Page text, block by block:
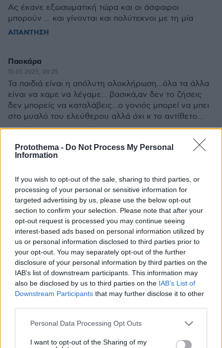
Protothema - Do Not Process My Personal
Information
If you wish to opt-out of the sale, sharing to third parties, or
processing of your personal or sensitive information for
targeted advertising by us, please use the below opt-out
section to confirm your selection. Please note that after your
opt-out request is processed you may continue seeing
interest-based ads based on personal information utilized by
us or personal information disclosed to third parties prior to
your opt-out. You may separately opt-out of the further
disclosure of your personal information by third parties on the
IAB’s list of downstream participants. This information may
also be disclosed by us to third parties on the IAB’s List of
Downstream Participants that may further disclose it to other
Please note that this website/app uses one or more Google
not limited to your visit or usage behaviour. You may click to
Personal Data Processing Opt Outs
I want to opt-out of the Sharing of my
Ας έκανε εξωσωματική τώρα και οι άσφαιροι
μπορούν ... και γίνονται και πολύτεκνοι με τη μία
ΑΠΑΝΤΗΣΗ
Παοκάρα
15.05.2025, 09:25
Τα παιδιά είναι η απόλυτη ολοκλήρωση...όλα τα άλλα
είναι να χαμε να λέγαμε... βασικά,αν δεν το ζήσεις
δεν μπορείς να καταλάβεις...ο γονιός μπορεί να μπει
στο μυαλό του ελεύθερου αλλά όχι κ το αντίθετο...
ΑΠΑΝΤΗΣΗ
55
ολοκληρωμένη δίχως παιδιά και πολλές άλλες.
Κανε μας την χάρη.
ΑΠΑΝΤΗΣΗ
1234
15.05.2025, 12:43
Κοροϊδεύετε τον εαυτό σας. Καμιά ολοκλήρωση
δεν είναι. Μια δέσμευση εσαεί είναι, η οποία σου
απομυζά τεράστιο σωματικό και ψυχολογικό
δυναμικό, και δεν σου επιτρέπει να ασχοληθείς
τους είναι μίζερη και άδεια και προσπαθούν να τη
γεμίσουν με τις ζωές των άλλων.